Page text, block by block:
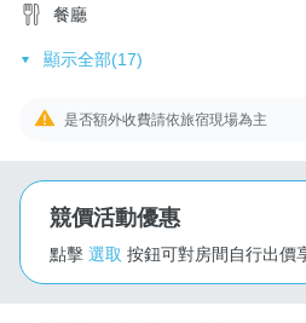
餐廳
顯示全部(17)
是否額外收費請依旅宿現場為主
競價活動優惠
點擊 選取 按鈕可對房間自行出價